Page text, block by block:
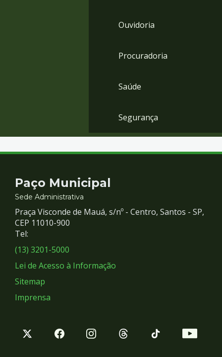
Ouvidoria
Procuradoria
Saúde
Segurança
Contato
e
Redes
Sociais
Paço Municipal
Sede Administrativa
Praça Visconde de Mauá, s/nº - Centro, Santos - SP,
CEP 11010-900
Tel:
(13) 3201-5000
Lei de Acesso à Informação
Sitemap
Imprensa